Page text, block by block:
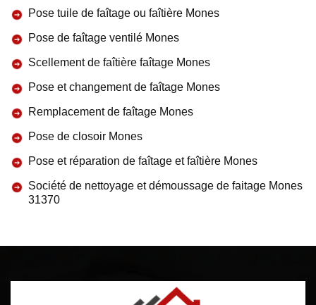
Pose tuile de faîtage ou faîtière Mones
Pose de faîtage ventilé Mones
Scellement de faîtière faîtage Mones
Pose et changement de faîtage Mones
Remplacement de faîtage Mones
Pose de closoir Mones
Pose et réparation de faîtage et faîtière Mones
Société de nettoyage et démoussage de faitage Mones
31370